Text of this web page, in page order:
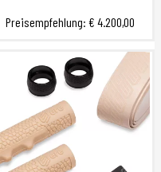
Preisempfehlung: € 4.200,00